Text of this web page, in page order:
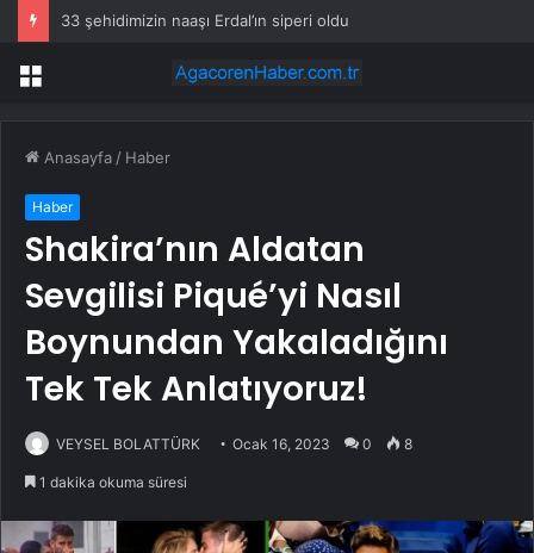
33 şehidimizin naaşı Erdal’ın siperi oldu
Menü
Anasayfa / Haber
Haber
Shakira’nın Aldatan
Sevgilisi Piqué’yi Nasıl
Boynundan Yakaladığını
Tek Tek Anlatıyoruz!
VEYSEL BOLATTÜRK Ocak 16, 2023 0 8
1 dakika okuma süresi